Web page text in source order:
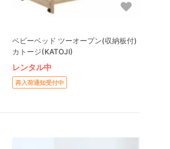
ベビーベッド ツーオープン(収納板付)
カトージ(KATOJI)
レンタル中
再入荷通知受付中